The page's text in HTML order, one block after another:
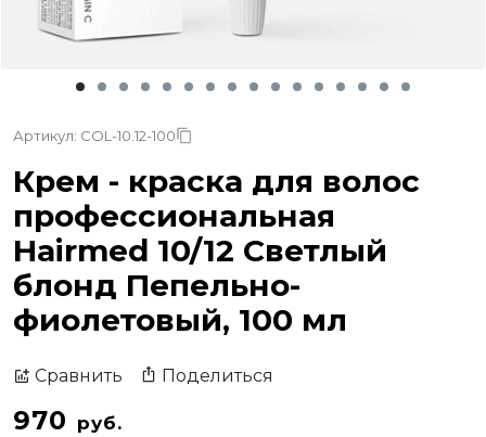
Артикул: COL-10.12-100
Крем - краска для волос
профессиональная
Hairmed 10/12 Светлый
блонд Пепельно-
фиолетовый, 100 мл
Сравнить Поделиться
970 руб.